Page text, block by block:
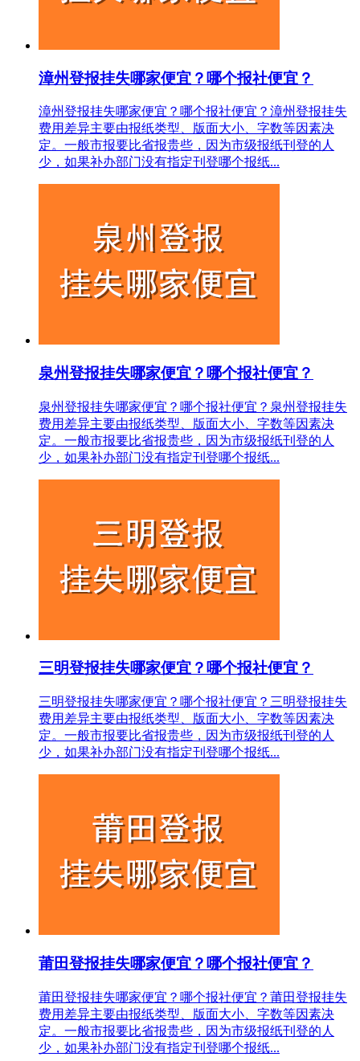
漳州登报挂失哪家便宜？哪个报社便宜？
漳州登报挂失哪家便宜？哪个报社便宜？漳州登报挂失
费用差异主要由报纸类型、版面大小、字数等因素决
定。一般市报要比省报贵些，因为市级报纸刊登的人
少，如果补办部门没有指定刊登哪个报纸...
泉州登报挂失哪家便宜？哪个报社便宜？
泉州登报挂失哪家便宜？哪个报社便宜？泉州登报挂失
费用差异主要由报纸类型、版面大小、字数等因素决
定。一般市报要比省报贵些，因为市级报纸刊登的人
少，如果补办部门没有指定刊登哪个报纸...
三明登报挂失哪家便宜？哪个报社便宜？
三明登报挂失哪家便宜？哪个报社便宜？三明登报挂失
费用差异主要由报纸类型、版面大小、字数等因素决
定。一般市报要比省报贵些，因为市级报纸刊登的人
少，如果补办部门没有指定刊登哪个报纸...
莆田登报挂失哪家便宜？哪个报社便宜？
莆田登报挂失哪家便宜？哪个报社便宜？莆田登报挂失
费用差异主要由报纸类型、版面大小、字数等因素决
定。一般市报要比省报贵些，因为市级报纸刊登的人
少，如果补办部门没有指定刊登哪个报纸...